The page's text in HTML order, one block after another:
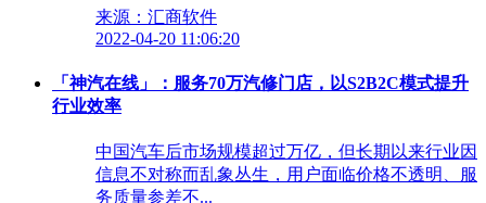
来源：汇商软件
2022-04-20 11:06:20
「神汽在线」：服务70万汽修门店，以S2B2C模式提升
行业效率
中国汽车后市场规模超过万亿，但长期以来行业因
信息不对称而乱象丛生，用户面临价格不透明、服
务质量参差不...